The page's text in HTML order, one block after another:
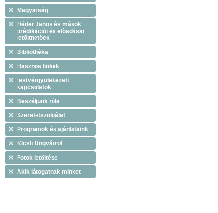
Magyarság
Héder Janos és mások
prédikációi és elõadásai
letõlthetõek
Bibliothéka
Hasznos linkek
testvérgyülekezeti
kapcsolatok
Beszéljünk róla
Szeretetszolgálat
Programok és ajánlataink
Kicsit Ungvárrol
Fotok letöltése
Akik látogatnak minket